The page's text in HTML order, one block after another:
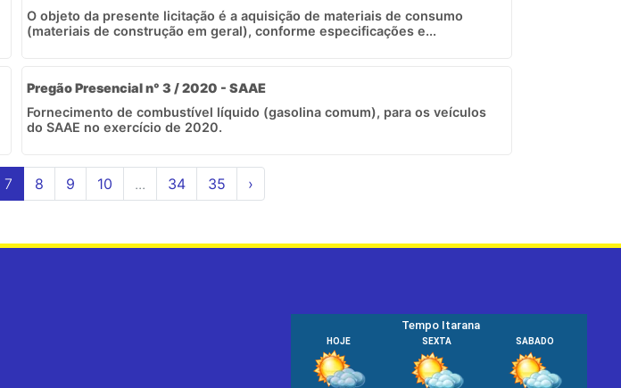
O objeto da presente licitação é a aquisição de materiais de consumo
(materiais de construção em geral), conforme especificações e...
Pregão Presencial n° 3 / 2020 - SAAE
Fornecimento de combustível líquido (gasolina comum), para os veículos
do SAAE no exercício de 2020.
7 8 9 10 ... 34 35 ›